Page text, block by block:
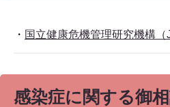
・ 国立健康危機管理研究機構
感染症に関する御